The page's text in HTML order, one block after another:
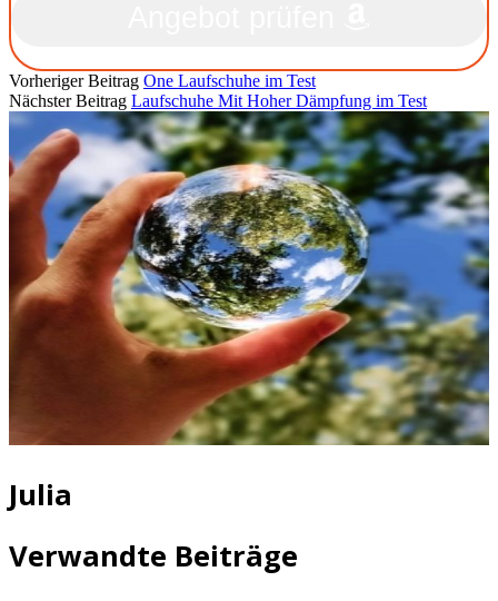
Vorheriger Beitrag One Laufschuhe im Test
Nächster Beitrag Laufschuhe Mit Hoher Dämpfung im Test
Julia
Verwandte Beiträge